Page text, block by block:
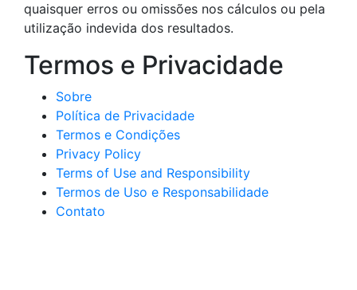
quaisquer erros ou omissões nos cálculos ou pela
utilização indevida dos resultados.
Termos e Privacidade
Sobre
Política de Privacidade
Termos e Condições
Privacy Policy
Terms of Use and Responsibility
Termos de Uso e Responsabilidade
Contato